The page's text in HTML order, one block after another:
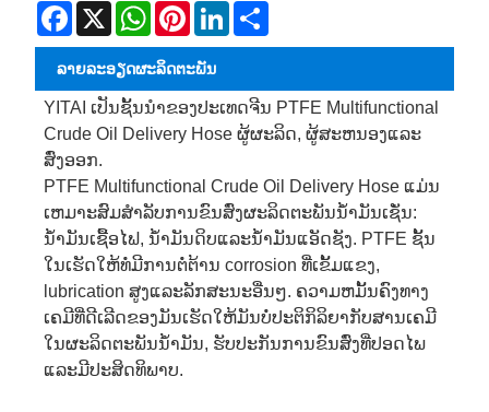
Facebook
X WhatsAppPinterestLinkedIn
ລາຍ​ລະ​ອຽດ​ຜະ​ລິດ​ຕະ​ພັນ
YITAI ເປັນຊັ້ນນໍາຂອງປະເທດຈີນ PTFE Multifunctional
Crude Oil Delivery Hose ຜູ້ຜະລິດ, ຜູ້ສະຫນອງແລະ
ສົ່ງອອກ.
PTFE Multifunctional Crude Oil Delivery Hose ແມ່ນ
ເຫມາະສົມສໍາລັບການຂົນສົ່ງຜະລິດຕະພັນນໍ້າມັນເຊັ່ນ:
ນໍ້າມັນເຊື້ອໄຟ, ນ້ໍາມັນດິບແລະນໍ້າມັນແອັດຊັງ. PTFE ຊັ້ນ
ໃນເຮັດໃຫ້ທໍ່ມີການຕໍ່ຕ້ານ corrosion ທີ່ເຂັ້ມແຂງ,
lubrication ສູງແລະລັກສະນະອື່ນໆ. ຄວາມຫມັ້ນຄົງທາງ
ເຄມີທີ່ດີເລີດຂອງມັນເຮັດໃຫ້ມັນບໍ່ປະຕິກິລິຍາກັບສານເຄມີ
ໃນຜະລິດຕະພັນນໍ້າມັນ, ຮັບປະກັນການຂົນສົ່ງທີ່ປອດໄພ
ແລະມີປະສິດທິພາບ.